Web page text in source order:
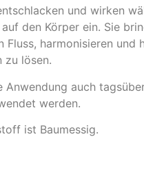
und wirken
den Körper ein. Sie
Fluss, harmonisieren und
zu lösen.
Anwendung auch
werden.
ist Baumessig.